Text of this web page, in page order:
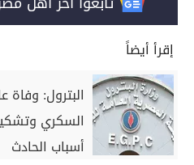
إقرأ أيضاً
السكري
أسباب الحادث